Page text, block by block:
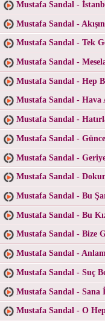
Mustafa Sandal -
Mustafa Sandal -
Mustafa Sandal - Tek
Mustafa Sandal -
Mustafa Sandal - Hep
Mustafa Sandal - Hava
Mustafa Sandal -
Mustafa Sandal -
Mustafa Sandal -
Mustafa Sandal -
Mustafa Sandal - Bu
Mustafa Sandal - Bu
Mustafa Sandal - Bize
Mustafa Sandal -
Mustafa Sandal - Suç
Mustafa Sandal - Sana
Mustafa Sandal - O